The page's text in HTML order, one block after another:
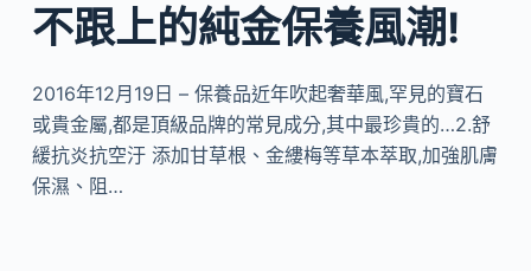
不跟上的純金保養風潮!
2016年12月19日 – 保養品近年吹起奢華風,罕見的寶石
或貴金屬,都是頂級品牌的常見成分,其中最珍貴的…2.舒
緩抗炎抗空汙 添加甘草根、金縷梅等草本萃取,加強肌膚
保濕、阻…